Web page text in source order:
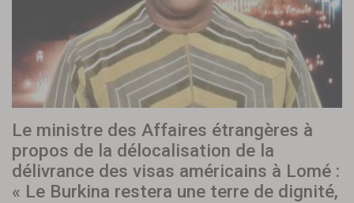
Le ministre des Affaires étrangères à
propos de la délocalisation de la
délivrance des visas américains à Lomé :
« Le Burkina restera une terre de dignité,